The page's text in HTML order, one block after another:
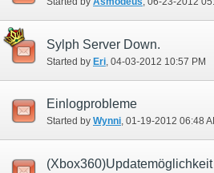
Sylph Server Down.
Started by Eri ‎, 04-03-2012 10:57 PM
Einlogprobleme
Started by Wynni‎, 01-19-2012 06:48